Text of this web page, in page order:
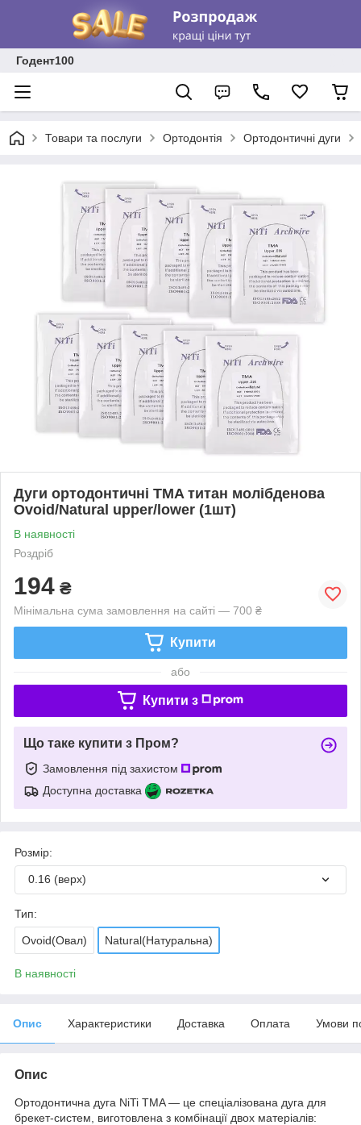
Годент100
Товари та послуги Ортодонтія Ортодонтичні дуги
Дуги ортодонтичні TMA титан молібденова
Ovoid/Natural upper/lower (1шт)
В наявності
Роздріб
194 ₴
Мінімальна сума замовлення на сайті — 700 ₴
Купити
або
Купити з
Що таке купити з Пром?
Замовлення під захистом
Доступна доставка
Розмір:
0.16 (верх)
Тип:
Ovoid(Овал) Natural(Натуральна)
В наявності
Опис Характеристики Доставка Оплата Умови
Опис
Ортодонтична дуга NiTi TMA — це спеціалізована дуга для
брекет-систем, виготовлена з комбінації двох матеріалів: